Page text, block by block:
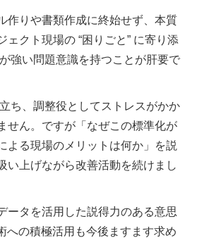
作りや書類作成に終始せず、本質
ェクト現場の “困りごと” に寄り添
強い問題意識を持つことが肝要で
ち、調整役としてストレスがかか
せん。ですが「なぜこの標準化が
よる現場のメリットは何か」を説
い上げながら改善活動を続けまし
ータを活用した説得力のある意思
への積極活用も今後ますます求め